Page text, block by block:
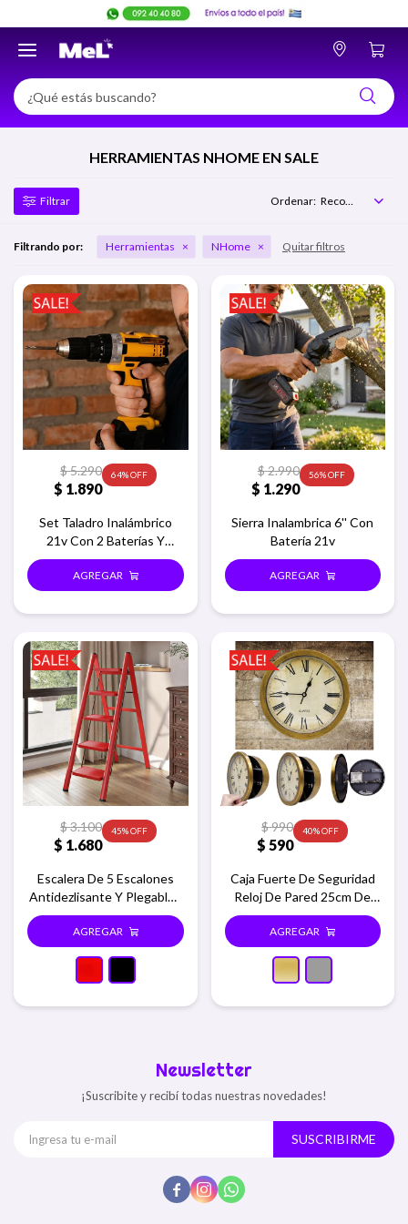

HERRAMIENTAS NHOME EN SALE
Recomendados
Filtrando por: Herramientas NHome Quitar filtros
$ 1.890
$5.290 64
Set Taladro Inalámbrico
21v Con 2 Baterías Y
Cargador
$ 1.290
$2.990 56
Sierra Inalambrica 6'' Con
Batería 21v
$ 1.680
$3.100 45
Escalera De 5 Escalones
Antidezlisante Y Plegable -
Rojo
$ 590
$990 40
Caja Fuerte De Seguridad
Reloj De Pared 25cm De
Diametro - Dorado
Newsletter
¡Suscribite y recibí todas nuestras novedades!
SUSCRIBIRME
  